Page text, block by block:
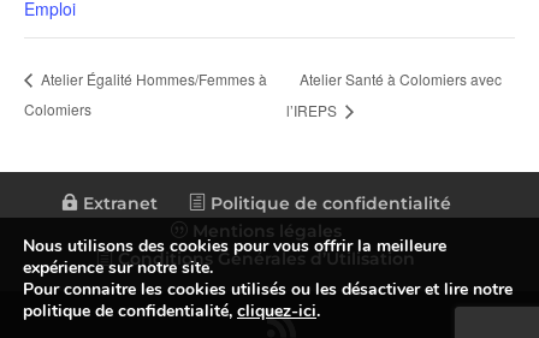
Emploi
Atelier Égalité Hommes/Femmes à
Colomiers
Atelier Santé à Colomiers avec
l’IREPS
Extranet
Politique de confidentialité
Mentions légales
Conditions Générales d’Utilisation
Nous utilisons des cookies pour vous offrir la meilleure
expérience sur notre site.
Pour connaitre les cookies utilisés ou les désactiver et lire notre
politique de confidentialité, cliquez-ici.